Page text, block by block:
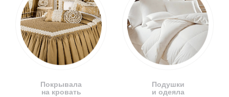
Покрывала
на кровать
Подушки
и одеяла